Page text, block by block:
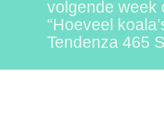
volgende week
“Hoeveel
Tendenza 465